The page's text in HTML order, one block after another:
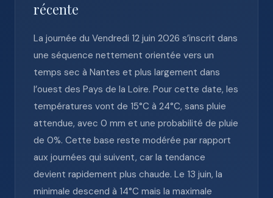
récente
La journée du Vendredi 12 juin 2026 s’inscrit dans
une séquence nettement orientée vers un
temps sec à Nantes et plus largement dans
l’ouest des Pays de la Loire. Pour cette date, les
températures vont de 15°C à 24°C, sans pluie
attendue, avec 0 mm et une probabilité de pluie
de 0%. Cette base reste modérée par rapport
aux journées qui suivent, car la tendance
devient rapidement plus chaude. Le 13 juin, la
minimale descend à 14°C mais la maximale